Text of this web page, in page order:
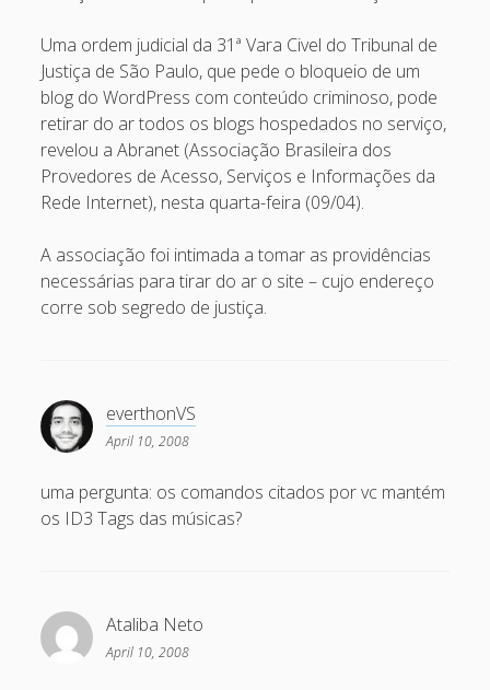
February 2009
January 2009
December 2008
November 2008
October 2008
August 2008
July 2008
March 2008
February 2008
January 2008
December 2007
October 2007
September 2007
Uma ordem judicial da 31ª Vara Civel do Tribunal de
Justiça de São Paulo, que pede o bloqueio de um
blog do WordPress com conteúdo criminoso, pode
retirar do ar todos os blogs hospedados no serviço,
revelou a Abranet (Associação Brasileira dos
Provedores de Acesso, Serviços e Informações da
Rede Internet), nesta quarta-feira (09/04).
A associação foi intimada a tomar as providências
necessárias para tirar do ar o site – cujo endereço
corre sob segredo de justiça.
everthonVS
April 10, 2008
uma pergunta: os comandos citados por vc mantém
os ID3 Tags das músicas?
Ataliba Neto
April 10, 2008